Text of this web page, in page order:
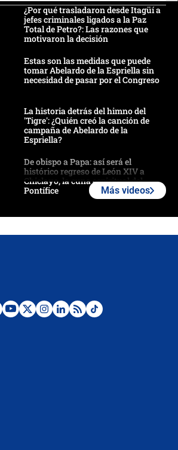
¿Por qué trasladaron desde Itagüí a
jefes criminales ligados a la Paz
Total de Petro?: Las razones que
motivaron la decisión
Estas son las medidas que puede
tomar Abelardo de la Espriella sin
necesidad de pasar por el Congreso
La historia detrás del himno del
'Tigre': ¿Quién creó la canción de
campaña de Abelardo de la
Espriella?
De obispo a Papa: así será el
histórico regreso de León XIV a
Chiclayo, la cuna espiritual del
Pontífice
¿La posesión de Abelardo De la
Más videos